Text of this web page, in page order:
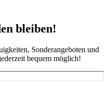
bleiben!
Sonderangeboten und
bequem möglich!